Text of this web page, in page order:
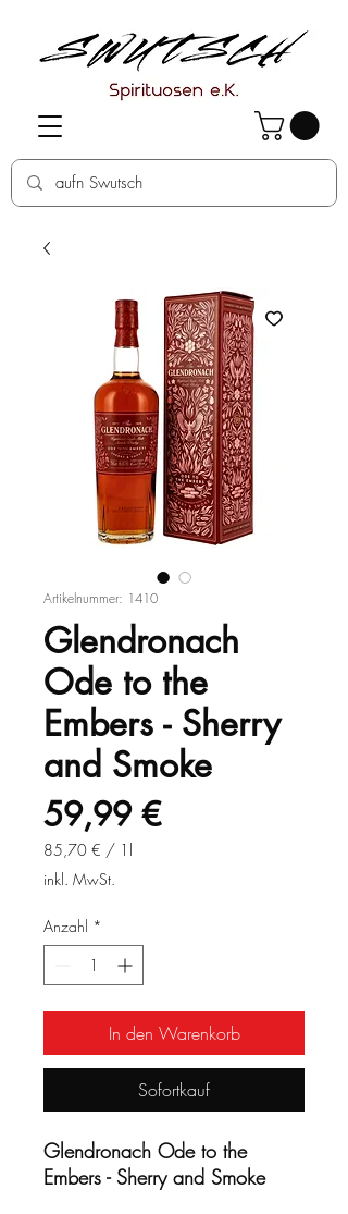
Artikelnummer: 1410
Glendronach
Ode to the
Embers - Sherry
and Smoke
59,99 €Preis
85,70 € / 1l
85,70 €
pro
Liter
inkl. MwSt.
Anzahl *
In den Warenkorb
Sofortkauf
Glendronach Ode to the
Embers - Sherry and Smoke